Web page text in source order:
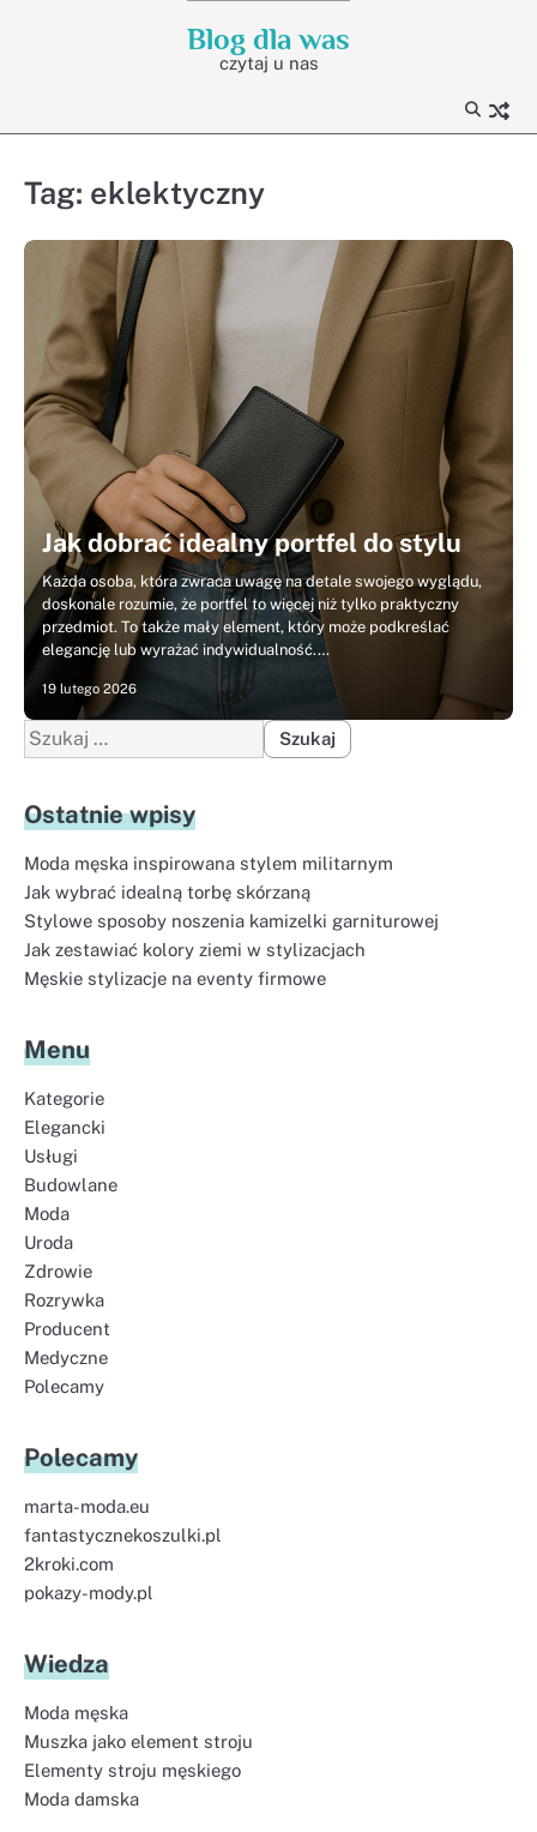
Blog dla was
czytaj u nas
Tag: eklektyczny
Jak dobrać idealny portfel do stylu
Każda osoba, która zwraca uwagę na detale swojego wyglądu,
doskonale rozumie, że portfel to więcej niż tylko praktyczny
przedmiot. To także mały element, który może podkreślać
elegancję lub wyrażać indywidualność.…
19 lutego 2026
Szukaj:
Ostatnie wpisy
Moda męska inspirowana stylem militarnym
Jak wybrać idealną torbę skórzaną
Stylowe sposoby noszenia kamizelki garniturowej
Jak zestawiać kolory ziemi w stylizacjach
Męskie stylizacje na eventy firmowe
Menu
Kategorie
Elegancki
Usługi
Budowlane
Moda
Uroda
Zdrowie
Rozrywka
Producent
Medyczne
Polecamy
Polecamy
marta-moda.eu
fantastycznekoszulki.pl
2kroki.com
pokazy-mody.pl
Wiedza
Moda męska
Muszka jako element stroju
Elementy stroju męskiego
Moda damska